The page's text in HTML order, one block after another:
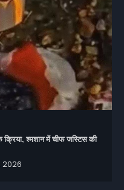
श्मशान में चीफ जस्टिस की
2026